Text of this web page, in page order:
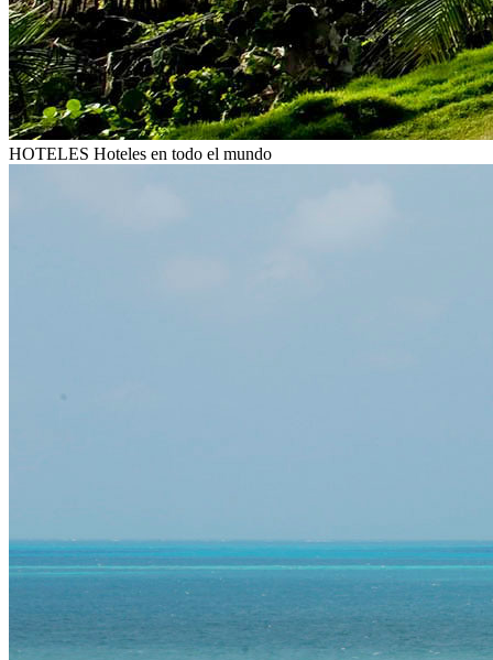
HOTELES Hoteles en todo el mundo